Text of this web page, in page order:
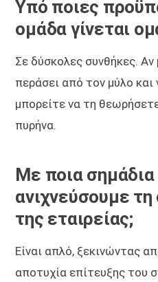
Υπό ποιες
ομάδα γίνεται
Σε δύσκολες συνθήκες.
περάσει από τον μύλο και
μπορείτε να τη
πυρήνα.
Με ποια
ανιχνεύσουμε
της εταιρείας;
Είναι απλό, ξεκινώντας
αποτυχία επίτευξης του